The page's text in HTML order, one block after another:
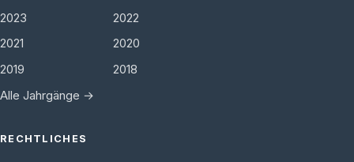
2023
2022
2021
2020
2019
2018
Alle Jahrgänge →
RECHTLICHES